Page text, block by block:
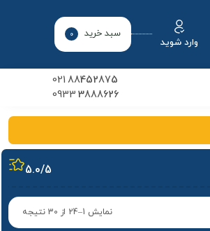
وارد شوید
سبد خرید 0
88452875
021
3888626
0933
5.0/5
نمایش 1–24 از 30 نتیجه